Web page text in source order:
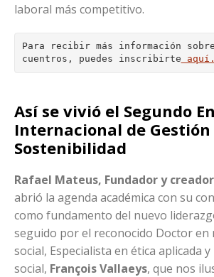
laboral más competitivo.
Para recibir más información
cuentros, puedes inscribirte aquí.
Así se vivió el Segundo
Internacional de
Sostenibilidad
Rafael Mateus, Fundador y
abrió la agenda académica con su
como fundamento del nuevo
seguido por el reconocido Doctor en
social, Especialista en ética aplicada
social, François Vallaeys, que nos